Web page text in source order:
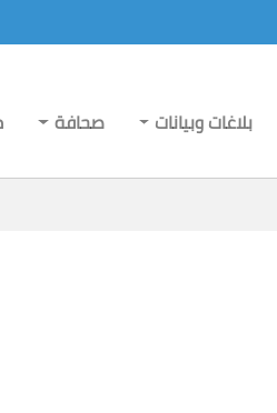
بلاغات وبيانات صحافة